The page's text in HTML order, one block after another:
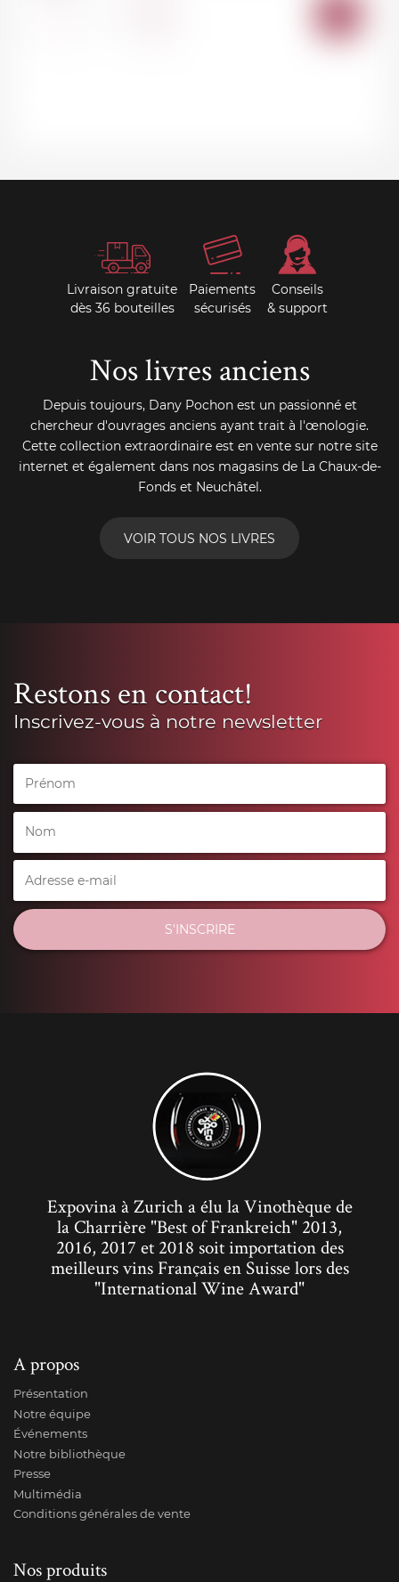
AU
Livraison gratuite
dès 36 bouteilles
Paiements
sécurisés
Conseils
& support
Nos livres anciens
Depuis toujours, Dany Pochon est un passionné et
chercheur d'ouvrages anciens ayant trait à l'œnologie.
Cette collection extraordinaire est en vente sur notre site
internet et également dans nos magasins de La Chaux-de-
Fonds et Neuchâtel.
VOIR TOUS NOS LIVRES
Restons en contact!
Inscrivez-vous à notre newsletter
S'INSCRIRE
Expovina à Zurich a élu la Vinothèque de
la Charrière "Best of Frankreich" 2013,
2016, 2017 et 2018 soit importation des
meilleurs vins Français en Suisse lors des
"International Wine Award"
A propos
Présentation
Notre équipe
Événements
Notre bibliothèque
Presse
Multimédia
Conditions générales de vente
Nos produits